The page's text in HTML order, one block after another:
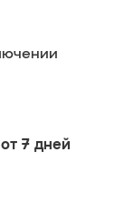
от 7 дней